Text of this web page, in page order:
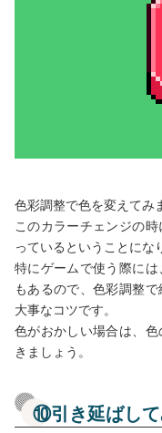
色彩調整で色を変えてみ
このカラーチェンジの
っているということにな
特にゲームで使う際に
もあるので、色彩調整
大事なコツです。
色がおかしい場合は、
きましょう。
⑩引き延ばして